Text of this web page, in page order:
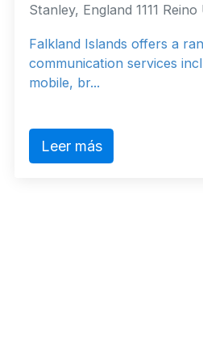
Stanley, England 1111 Reino
Falkland Islands offers a
communication services
mobile, br...
Leer más